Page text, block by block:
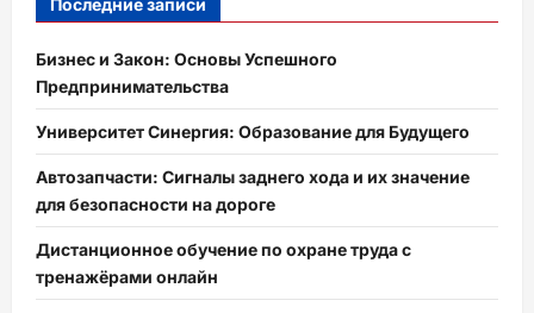
Последние записи
Бизнес и Закон: Основы Успешного
Предпринимательства
Университет Синергия: Образование для Будущего
Автозапчасти: Сигналы заднего хода и их значение
для безопасности на дороге
Дистанционное обучение по охране труда с
тренажёрами онлайн